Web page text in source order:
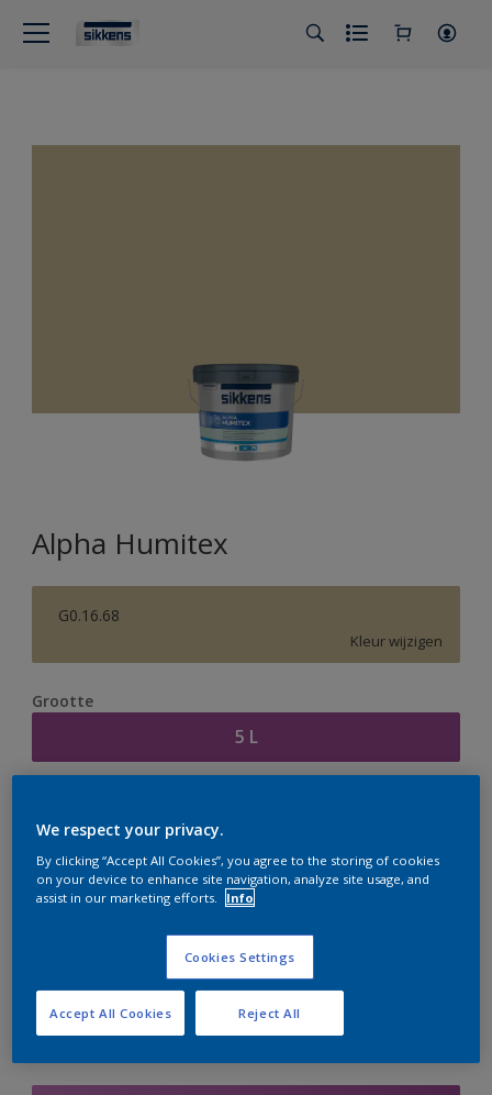
Alpha Humitex
G0.16.68
Kleur wijzigen
Grootte
5 L
er hard aan om de voorraad aan te vullen.
We respect your privacy.
By clicking “Accept All Cookies”, you agree to the storing of cookies
on your device to enhance site navigation, analyze site usage, and
assist in our marketing efforts.
Info
Cookies Settings
Reject All
Accept All Cookies